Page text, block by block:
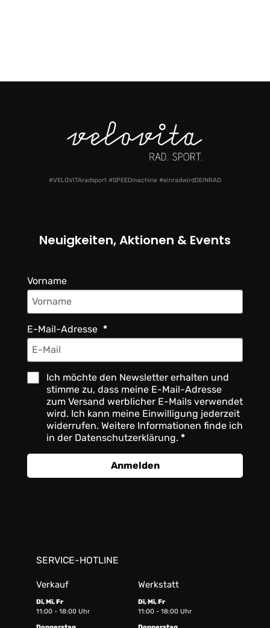
#VELOVITAradsport #SPEEDmachine #einradwirdDEINRAD
Neuigkeiten, Aktionen & Events
Vorname
E-Mail-Adresse
Ich möchte den Newsletter erhalten und
stimme zu, dass meine E-Mail-Adresse
zum Versand werblicher E-Mails verwendet
wird. Ich kann meine Einwilligung jederzeit
widerrufen. Weitere Informationen finde ich
in der Datenschutzerklärung.
Anmelden
SERVICE-HOTLINE
Verkauf Werkstatt
Di, Mi, Fr
11:00 - 18:00 Uhr
Di, Mi, Fr
11:00 - 18:00 Uhr